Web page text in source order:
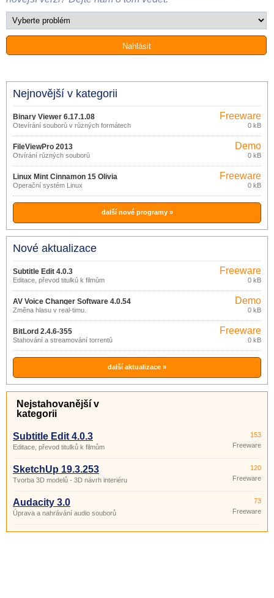
Nejnovější v kategorii
Binary Viewer 6.17.1.08
Otevírání souborů v různých formátech
Freeware
0 kB
FileViewPro 2013
Otvírání různých souborů
Demo
0 kB
Linux Mint Cinnamon 15 Olivia
Operační systém Linux
Freeware
0 kB
další nové programy »
Nové aktualizace
Subtitle Edit 4.0.3
Editace, převod titulků k filmům
Freeware
0 kB
AV Voice Changer Software 4.0.54
Změna hlasu v real-timu.
Demo
0 kB
BitLord 2.4.6-355
Stahování a streamování torrentů
Freeware
0 kB
další aktualizace »
Nejstahovanější v
kategorii
Subtitle Edit 4.0.3
Editace, převod titulků k filmům
153
Freeware
SketchUp 19.3.253
Tvorba 3D modelů - 3D návrh interiéru
120
Freeware
Audacity 3.0
Úprava a nahrávání audio souborů
73
Freeware